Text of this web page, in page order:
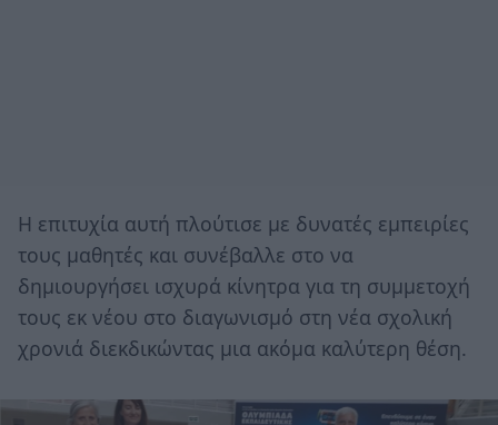
Η επιτυχία αυτή πλούτισε με δυνατές εμπειρίες
τους μαθητές και συνέβαλλε στο να
δημιουργήσει ισχυρά κίνητρα για τη συμμετοχή
τους εκ νέου στο διαγωνισμό στη νέα σχολική
χρονιά διεκδικώντας μια ακόμα καλύτερη θέση.